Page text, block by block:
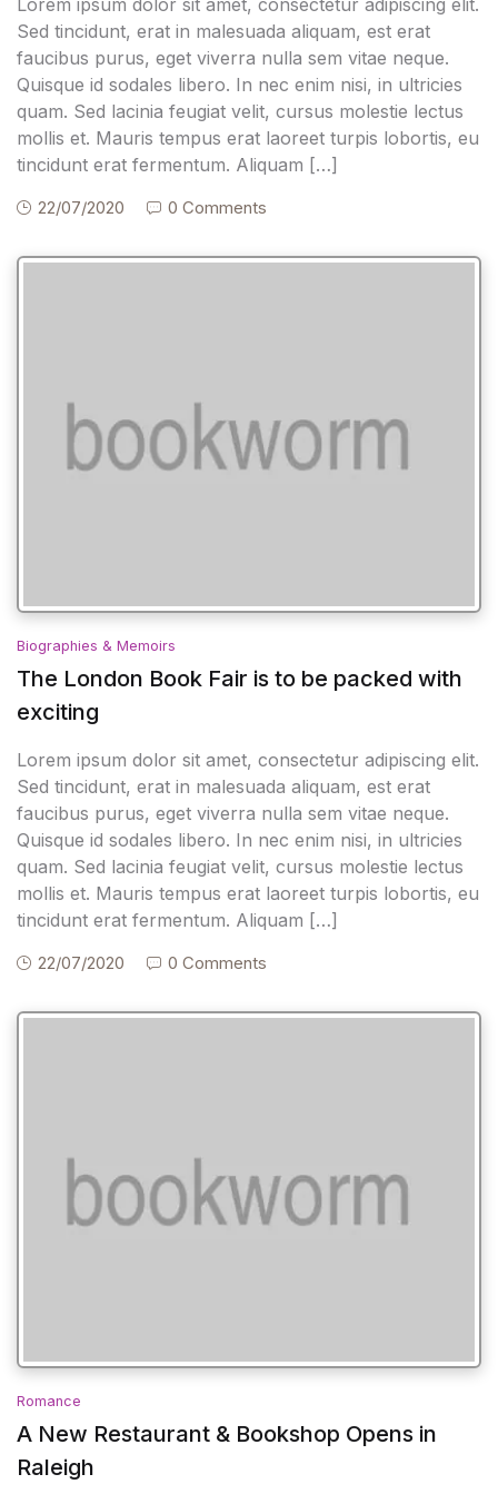
Sed tincidunt, erat in malesuada aliquam, est erat
faucibus purus, eget viverra nulla sem vitae neque.
Quisque id sodales libero. In nec enim nisi, in ultricies
quam. Sed lacinia feugiat velit, cursus molestie lectus
mollis et. Mauris tempus erat laoreet turpis lobortis, eu
tincidunt erat fermentum. Aliquam […]
22/07/2020 0 Comments
Biographies & Memoirs
The London Book Fair is to be packed with
exciting
Lorem ipsum dolor sit amet, consectetur adipiscing elit.
Sed tincidunt, erat in malesuada aliquam, est erat
faucibus purus, eget viverra nulla sem vitae neque.
Quisque id sodales libero. In nec enim nisi, in ultricies
quam. Sed lacinia feugiat velit, cursus molestie lectus
mollis et. Mauris tempus erat laoreet turpis lobortis, eu
tincidunt erat fermentum. Aliquam […]
22/07/2020 0 Comments
Romance
A New Restaurant & Bookshop Opens in
Raleigh